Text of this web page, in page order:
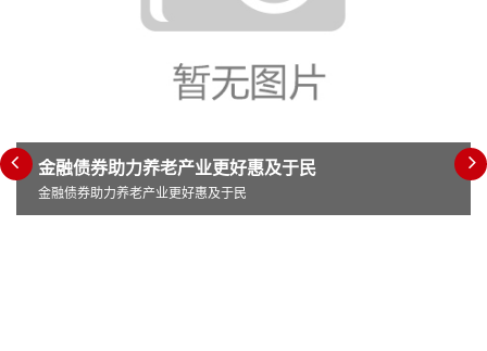
金融债券助力养老产业更好惠及于民
金融债券助力养老产业更好惠及于民